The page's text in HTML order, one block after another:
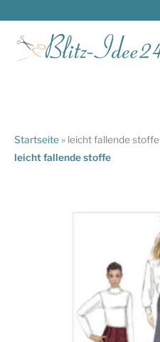
springen
Startseite » leicht fallende stoffe
leicht fallende stoffe